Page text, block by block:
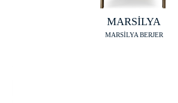
MARSİLYA
MARSİLYA BERJER